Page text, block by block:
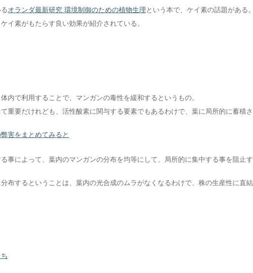
オランダ最新研究 環境制御のための植物生理という本で、ケイ素の話題がある。
イ素がもたらす良い効果が紹介されている。
内で利用することで、マンガンの毒性を緩和するというもの。
重要だけれども、活性酸素に関与する要素でもあるわけで、葉に局所的に蓄積さ
害をまとめてみると
事によって、葉内のマンガンの分布を均等にして、局所的に集中する事を阻止す
布するということは、葉内の光合成のムラがなくなるわけで、株の生産性に直結